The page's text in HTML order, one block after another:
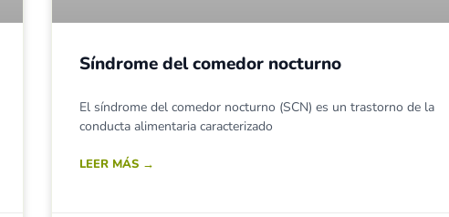
Síndrome del comedor nocturno
El síndrome del comedor nocturno (SCN) es un trastorno de la
conducta alimentaria caracterizado
LEER MÁS →